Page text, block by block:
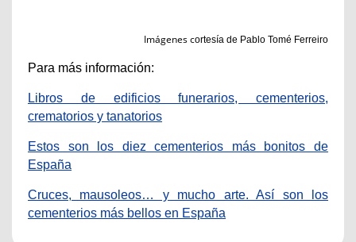
Imágenes cortesía de Pablo Tomé Ferreiro
Para más información:
Libros de edificios funerarios, cementerios,
crematorios y tanatorios
Estos son los diez cementerios más bonitos de
España
Cruces, mausoleos… y mucho arte. Así son los
cementerios más bellos en España